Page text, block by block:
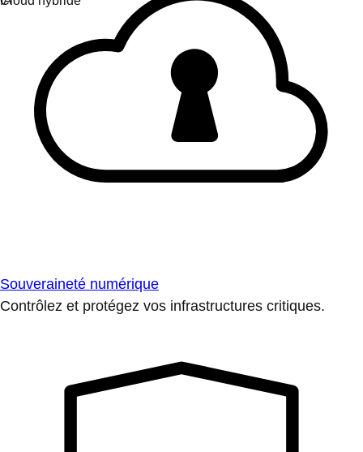
Souveraineté numérique
Contrôlez et protégez vos infrastructures critiques.